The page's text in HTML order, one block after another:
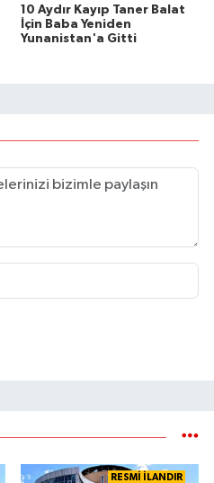
10 Aydır Kayıp Taner Balat
İçin Baba Yeniden
Yunanistan'a Gitti
RESMİ İLANDIR